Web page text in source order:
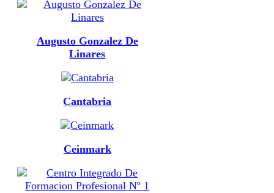
Augusto Gonzalez De
Linares
Cantabria
Ceinmark